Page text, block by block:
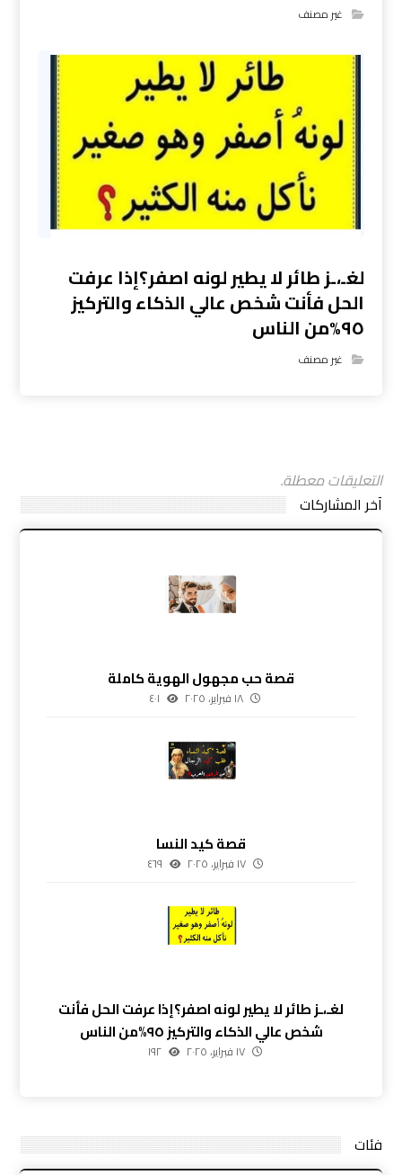
غير مصنف
لغـ،ـز طائر لا يطير لونه اصفر؟إذا عرفت
الحل فأنت شخص عالي الذكاء والتركيز
٩٥%من الناس
غير مصنف
التعليقات معطلة.
آخر المشاركات
قصة حب مجهول الهوية كاملة
١٨ فبراير، ٢٠٢٥ ٤٠١
قصة كيد النسا
١٧ فبراير، ٢٠٢٥ ٤٦٩
لغـ،ـز طائر لا يطير لونه اصفر؟إذا عرفت الحل فأنت
شخص عالي الذكاء والتركيز ٩٥%من الناس
١٧ فبراير، ٢٠٢٥ ١٩٢
فئات